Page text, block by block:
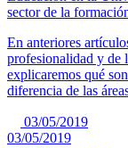
sector de la
En anteriores
profesionalidad y de
explicaremos qué
diferencia de las
03/05/2019
03/05/2019